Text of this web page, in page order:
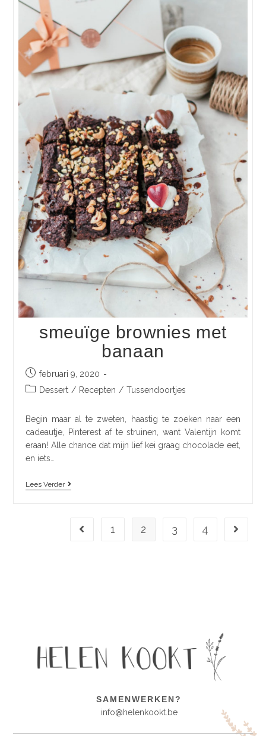
smeuïge brownies met
banaan
februari 9, 2020
Dessert / Recepten / Tussendoortjes
Begin maar al te zweten, haastig te zoeken naar een
cadeautje, Pinterest af te struinen, want Valentijn komt
eraan! Alle chance dat mijn lief kei graag chocolade eet,
en iets…
Lees Verder
1 2 3 4
SAMENWERKEN?
info@helenkookt.be